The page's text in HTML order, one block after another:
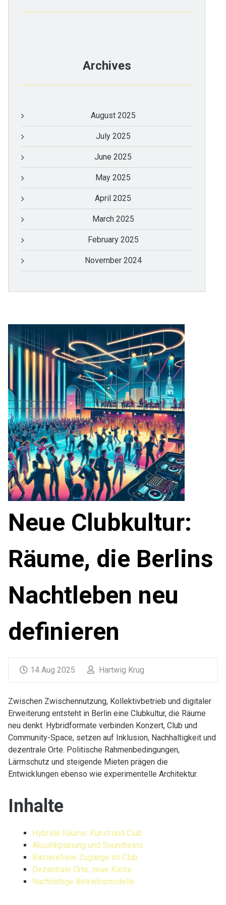
Archives
August 2025
July 2025
June 2025
May 2025
April 2025
March 2025
February 2025
November 2024
Neue Clubkultur:
Räume, die Berlins
Nachtleben neu
definieren
14 Aug 2025 Hartwig Krug
Zwischen Zwischennutzung, Kollektivbetrieb und digitaler
Erweiterung entsteht in Berlin eine Clubkultur, die Räume
neu denkt. Hybridformate verbinden Konzert, Club und
Community-Space, setzen auf Inklusion, Nachhaltigkeit und
dezentrale Orte. Politische Rahmenbedingungen,
Lärmschutz und steigende Mieten prägen die
Entwicklungen ebenso wie experimentelle Architektur.
Inhalte
Hybride Räume: Kunst und Club
Akustikplanung und Soundtests
Barrierefreie Zugänge im Club
Dezentrale Orte, neue Kieze
Nachhaltige Betriebsmodelle